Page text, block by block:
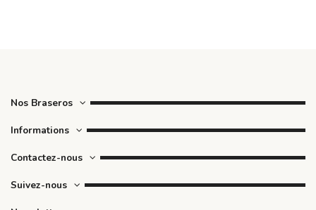
Nos Braseros
Informations
Contactez-nous
Suivez-nous